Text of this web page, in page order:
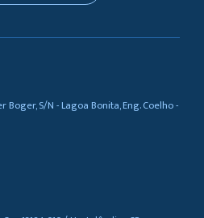
S/N - Lagoa Bonita, Eng. Coelho -